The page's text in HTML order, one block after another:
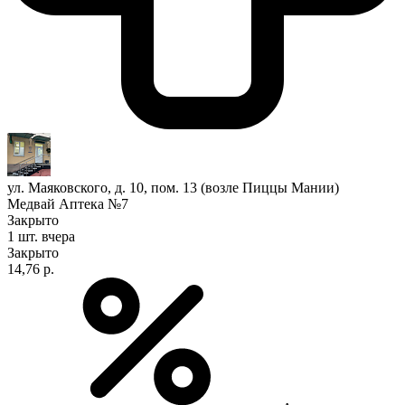
ул. Маяковского, д. 10, пом. 13 (возле Пиццы Мании)
Медвай Аптека №7
Закрыто
1 шт. вчера
Закрыто
14,76 р.